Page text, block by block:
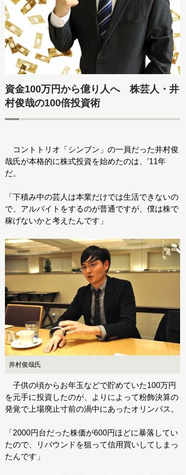
資金100万円から億り人へ 株芸人・井
村俊哉の100倍投資術
コントトリオ「シンブン」の一員だった井村俊
哉氏が本格的に株式投資を始めたのは、’11年
だ。
「下積み中の芸人は本業だけでは生活できないの
で、アルバイトをするのが普通ですが、僕は株で
稼げないかと考えたんです」
井村俊哉氏
子供の頃からお年玉などで貯めていた100万円
を元手に投資したのが、よりによって粉飾決算の
発覚で上場廃止寸前の渦中にあったオリンパス。
「2000円台だった株価が600円ほどに暴落してい
たので、リバウンドを狙って信用買いしてしまっ
たんです」